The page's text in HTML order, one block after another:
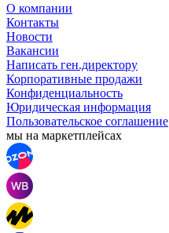
О компании
Контакты
Новости
Вакансии
Написать ген.директору
Корпоративные продажи
Конфиденциальность
Юридическая информация
Пользовательское соглашение
мы на маркетплейсах